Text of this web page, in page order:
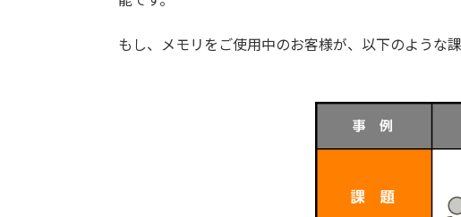
もし、メモリをご使用中のお客様が、以下のような